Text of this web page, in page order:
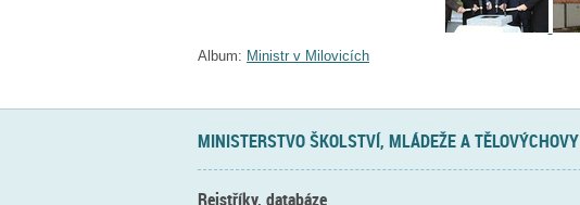
Album: Ministr v Milovicích
MINISTERSTVO ŠKOLSTVÍ, MLÁDEŽE A TĚLOVÝCHOVY
Rejstříky, databáze